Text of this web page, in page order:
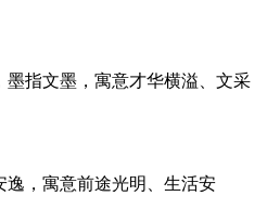
指文墨，寓意才华横溢、文采
，寓意前途光明、生活安